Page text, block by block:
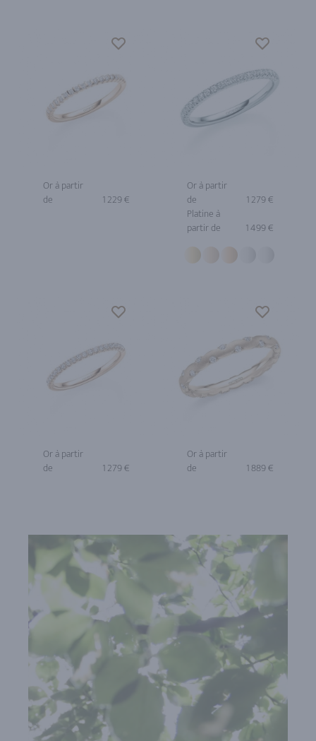
Or à partir
de
1 229 €
Or à partir
de
1 279 €
Platine à
partir de
1 499 €
Or à partir
de
1 279 €
Or à partir
de
1 889 €